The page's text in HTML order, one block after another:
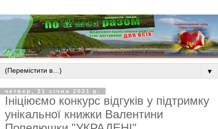
▼
четвер, 21 січня 2021 р.
Ініціюємо конкурс відгуків у підтримку
унікальної книжки Валентини